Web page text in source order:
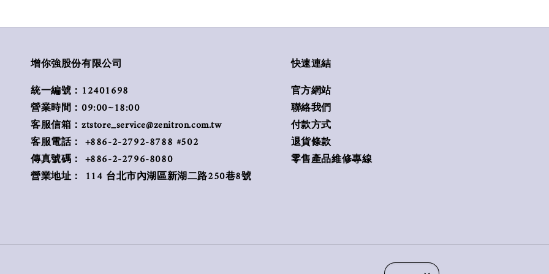
增你強股份有限公司
統一編號：12401698
營業時間：09:00~18:00
客服信箱：ztstore_service@zenitron.com.tw
客服電話： +886-2-2792-8788 #502
傳真號碼： +886-2-2796-8080
營業地址： 114 台北市內湖區新湖二路250巷8號
快速連結
官方網站
聯絡我們
付款方式
退貨條款
零售產品維修專線